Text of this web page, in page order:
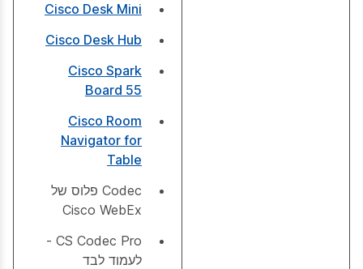
Cisco Desk Mini
Cisco Desk Hub
Cisco Spark
Board 55
Cisco Room
Navigator for
Table
Codec פלוס של
Cisco WebEx
CS Codec Pro -
לעמוד לבד